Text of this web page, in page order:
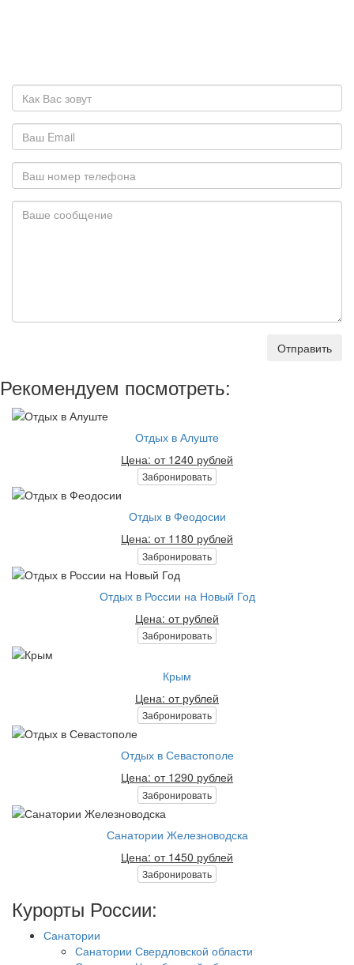
Отправить
Рекомендуем посмотреть:
Отдых в Алуште
Цена: от 1240 рублей
Забронировать
Отдых в Феодосии
Цена: от 1180 рублей
Забронировать
Отдых в России на Новый Год
Цена: от рублей
Забронировать
Крым
Цена: от рублей
Забронировать
Отдых в Севастополе
Цена: от 1290 рублей
Забронировать
Санатории Железноводска
Цена: от 1450 рублей
Забронировать
Курорты России:
Санатории
Санатории Свердловской области